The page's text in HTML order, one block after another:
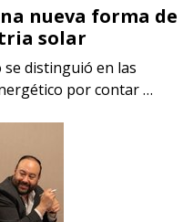
nueva forma de
solar
distinguió en las
por contar …